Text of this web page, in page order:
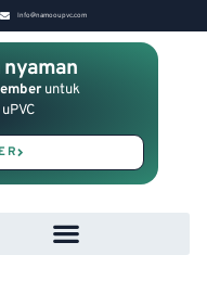
Info@namooupvc.com
nyaman
untuk